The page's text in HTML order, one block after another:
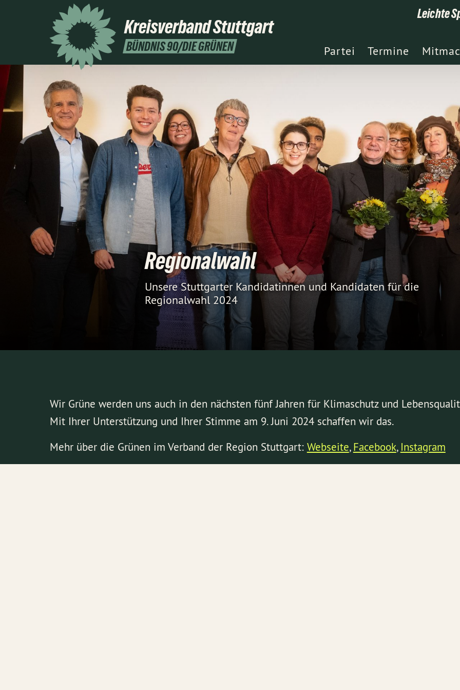
KreisverbandStuttgart
BÜNDNIS 90/DIE GRÜNEN
Leichte
Partei Termine
Regionalwahl
Unsere Stuttgarter Kandidatinnen und Kandidaten für die
Regionalwahl 2024
Wir Grüne werden uns auch in den nächsten fünf Jahren für Klimaschutz und
Mit Ihrer Unterstützung und Ihrer Stimme am 9. Juni 2024 schaffen wir das.
Mehr über die Grünen im Verband der Region Stuttgart: Webseite,Facebook, Instagram